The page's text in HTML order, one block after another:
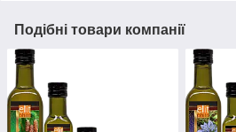
Подібні товари компанії